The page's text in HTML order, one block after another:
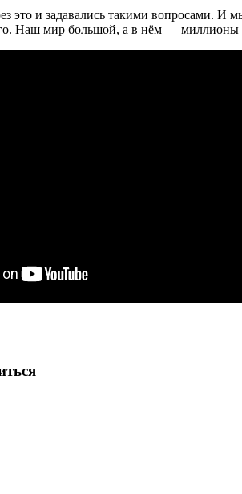
это и задавались такими вопросами. И
Наш мир большой, а в нём —